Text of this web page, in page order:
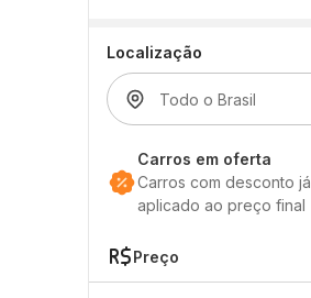
Localização
Carros em oferta
Carros com desconto já
aplicado ao preço final
Preço